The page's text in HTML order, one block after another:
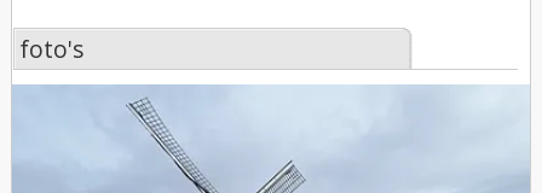
foto's